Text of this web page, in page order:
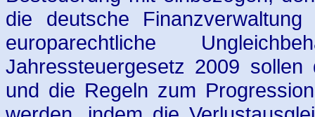
die deutsche
europarechtliche
Jahressteuergesetz 2009
und die Regeln zum